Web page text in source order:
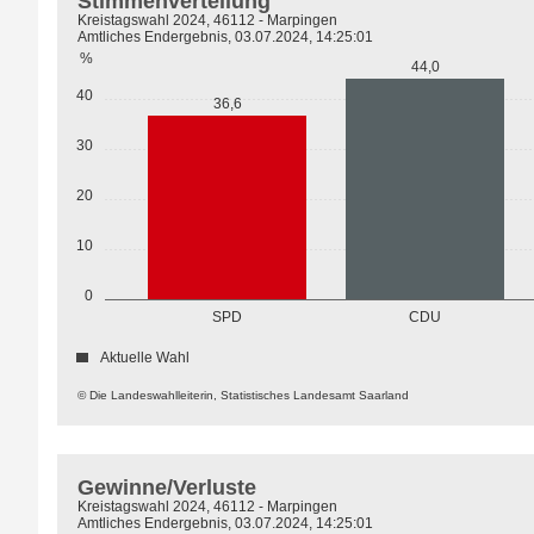
0
10
20
30
40
%
SPD CDU
36,6
44,0
© Die Landeswahlleiterin, Statistisches Landesamt Saarland
Kreistagswahl 2024, 46112 - Marpingen
Amtliches Endergebnis, 03.07.2024, 14:25:01
Aktuelle Wahl
Gewinne/Verluste
Kreistagswahl 2024, 46112 - Marpingen
Amtliches Endergebnis, 03.07.2024, 14:25:01